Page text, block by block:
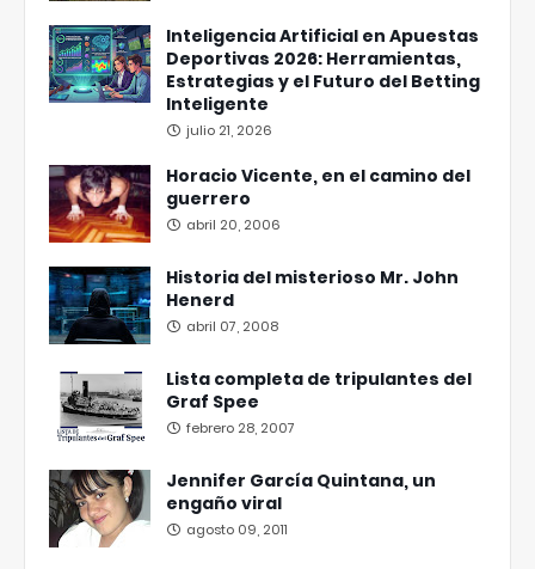
Inteligencia Artificial en Apuestas
Deportivas 2026: Herramientas,
Estrategias y el Futuro del Betting
Inteligente
julio 21, 2026
Horacio Vicente, en el camino del
guerrero
abril 20, 2006
Historia del misterioso Mr. John
Henerd
abril 07, 2008
Lista completa de tripulantes del
Graf Spee
febrero 28, 2007
Jennifer García Quintana, un
engaño viral
agosto 09, 2011